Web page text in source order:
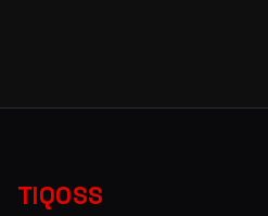
TIQOSS